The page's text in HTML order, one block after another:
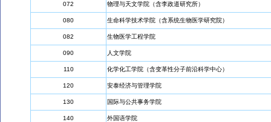
072 物理与天文学院（含李政道研究所）
080 生命科学技术学院（含系统生物医学研究院）
082 生物医学工程学院
090 人文学院
110 化学化工学院（含变革性分子前沿科学中心）
120 安泰经济与管理学院
130 国际与公共事务学院
140 外国语学院